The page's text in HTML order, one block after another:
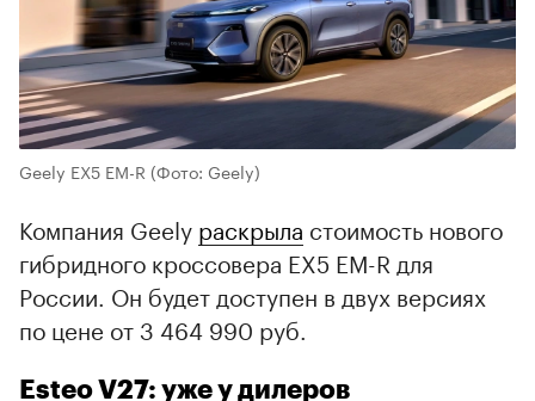
Geely EX5 EM-R (Фото: Geely)
Компания Geely раскрыла стоимость нового
гибридного кроссовера EX5 EM-R для
России. Он будет доступен в двух версиях
по цене от 3 464 990 руб.
Esteo V27: уже у дилеров